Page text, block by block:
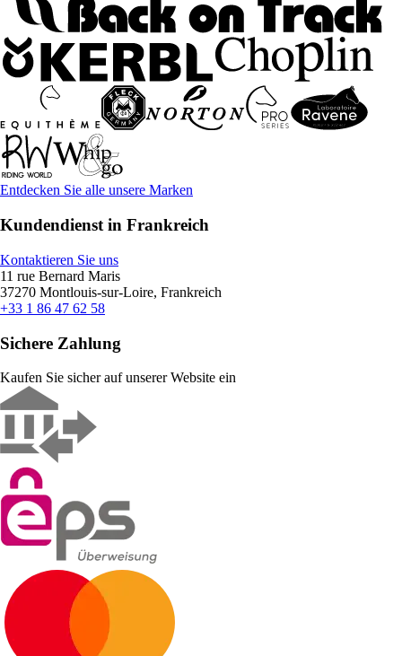
Entdecken Sie alle unsere Marken
Kundendienst in Frankreich
Kontaktieren Sie uns
11 rue Bernard Maris
37270 Montlouis-sur-Loire, Frankreich
+33 1 86 47 62 58
Sichere Zahlung
Kaufen Sie sicher auf unserer Website ein